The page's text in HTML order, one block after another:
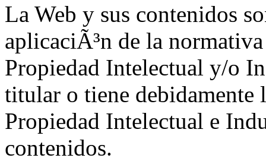
La Web y sus contenidos
aplicaciÃ³n de la
Propiedad Intelectual y/o
titular o tiene debidamente
Propiedad Intelectual e
contenidos.